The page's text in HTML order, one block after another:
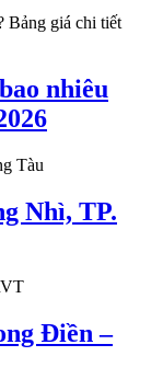
nhiêu
Nhì, TP.
Điền –